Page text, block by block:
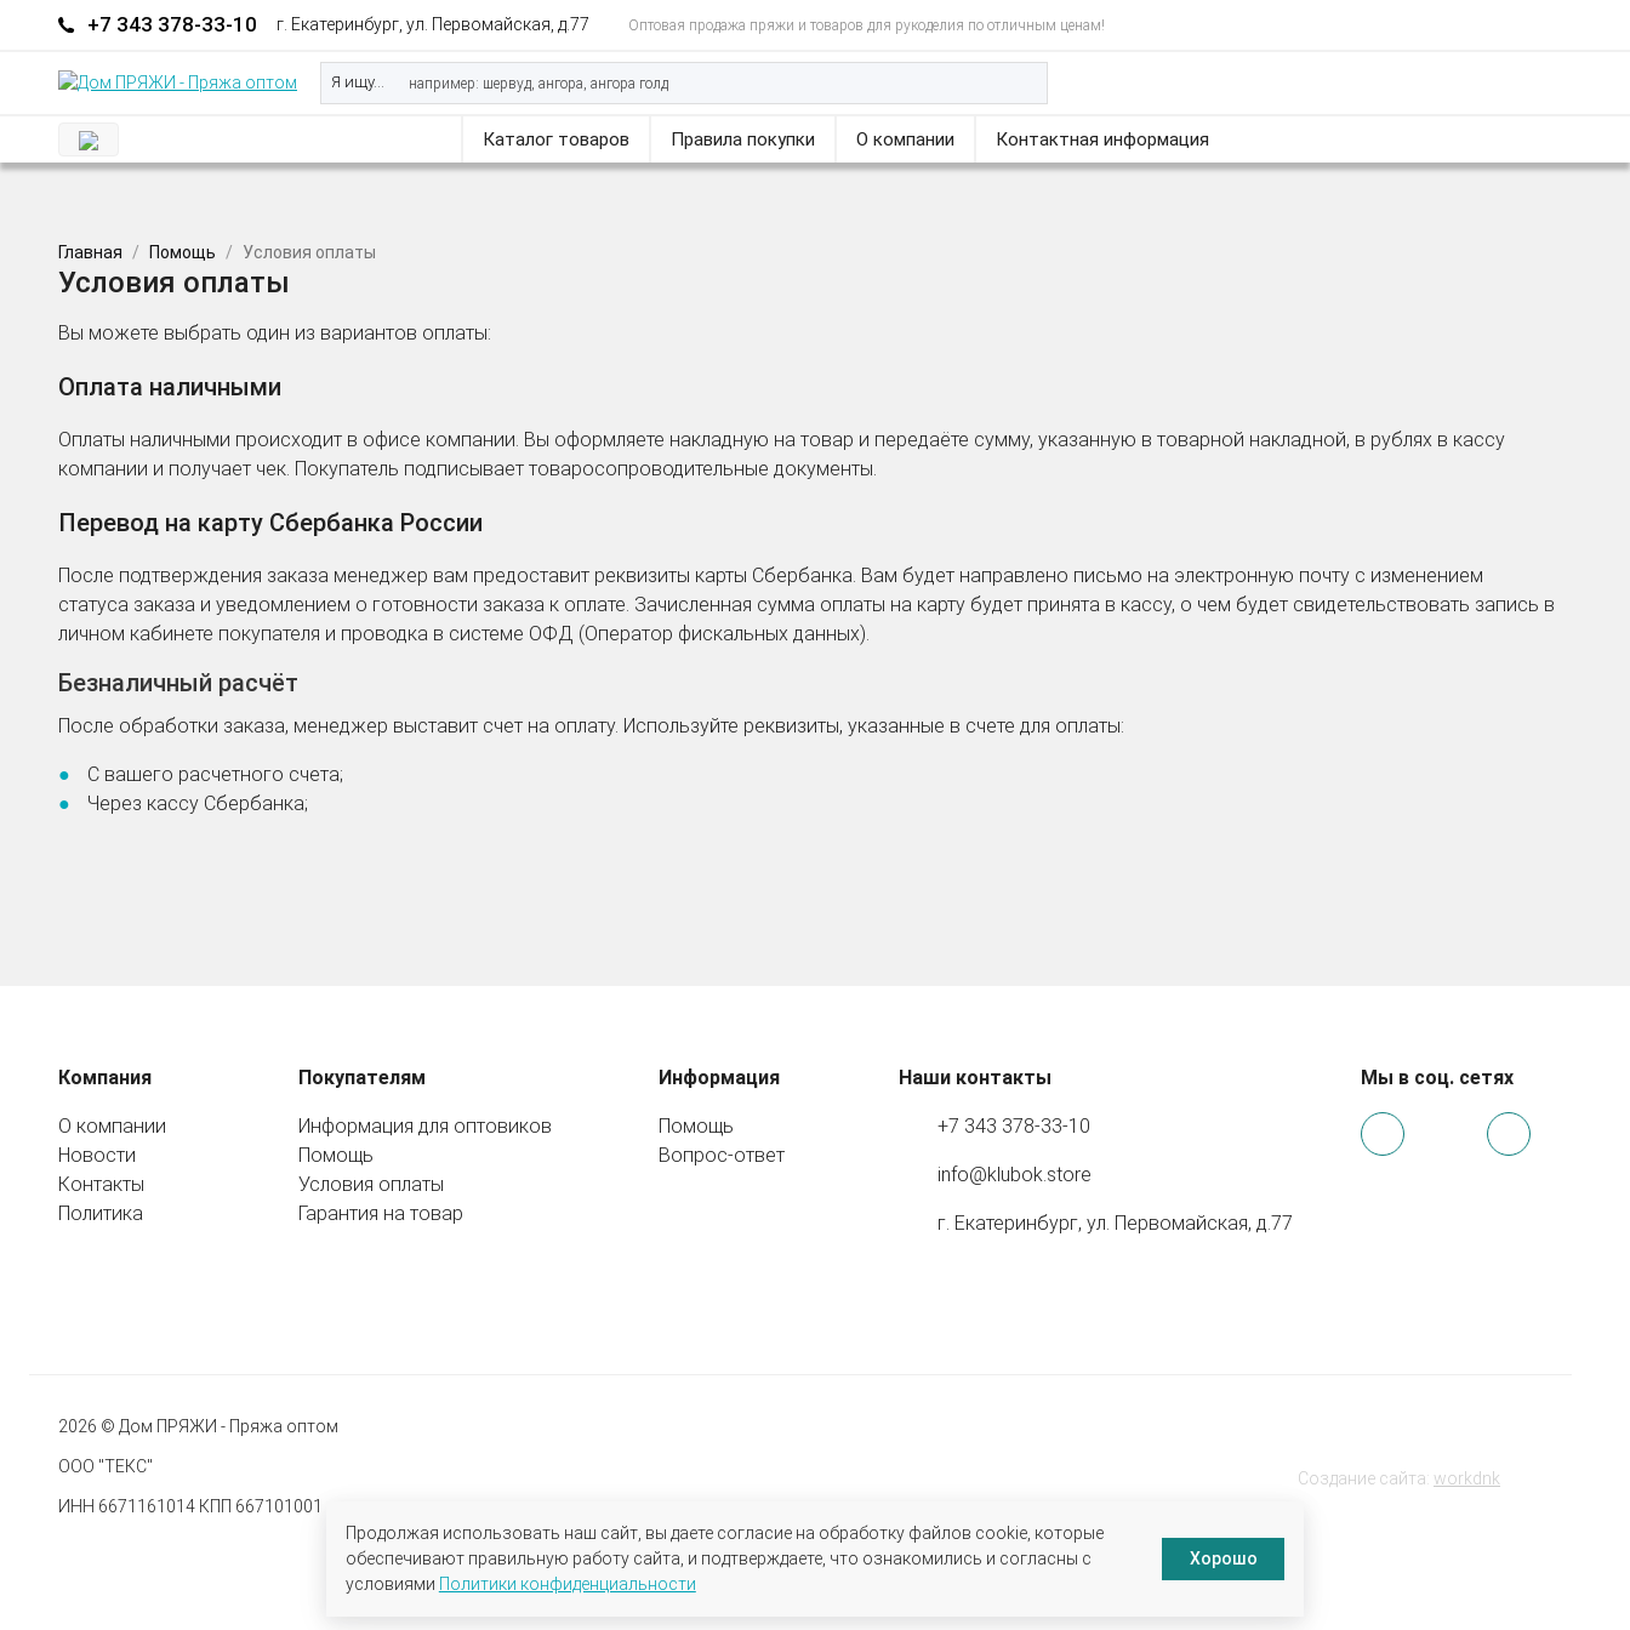
+7 343 378-33-10 г. Екатеринбург, ул. Первомайская, д.77 Оптовая продажа пряжи и товаров для рукоделия по отличным ценам!
Я ищу...
Каталог товаров Правила покупки О компании Контактная информация
Главная Помощь Условия оплаты
Условия оплаты
Вы можете выбрать один из вариантов оплаты:
Оплата наличными
Оплаты наличными происходит в офисе компании. Вы оформляете накладную на товар и передаёте сумму, указанную в товарной накладной, в рублях в кассу
компании и получает чек. Покупатель подписывает товаросопроводительные документы.
Перевод на карту Сбербанка России
После подтверждения заказа менеджер вам предоставит реквизиты карты Сбербанка. Вам будет направлено письмо на электронную почту с изменением
статуса заказа и уведомлением о готовности заказа к оплате. Зачисленная сумма оплаты на карту будет принята в кассу, о чем будет свидетельствовать запись в
личном кабинете покупателя и проводка в системе ОФД (Оператор фискальных данных).
Безналичный расчёт
После обработки заказа, менеджер выставит счет на оплату. Используйте реквизиты, указанные в счете для оплаты:
С вашего расчетного счета;
Через кассу Сбербанка;
Компания
О компании
Новости
Контакты
Политика
Покупателям
Информация для оптовиков
Помощь
Условия оплаты
Гарантия на товар
Информация
Помощь
Вопрос-ответ
Наши контакты
+7 343 378-33-10
info@klubok.store
г. Екатеринбург, ул. Первомайская, д.77
Мы в соц. сетях
2026 © Дом ПРЯЖИ - Пряжа оптом
ООО "ТЕКС"
ИНН 6671161014 КПП 667101001
Создание сайта: workdnk
Продолжая использовать наш сайт, вы даете согласие на обработку файлов cookie, которые
обеспечивают правильную работу сайта, и подтверждаете, что ознакомились и согласны с
условиями Политики конфиденциальности
Хорошо